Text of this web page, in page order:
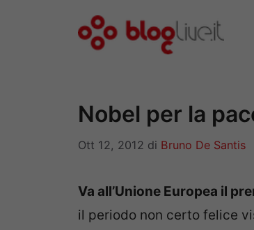
Nobel per la
Ott 12, 2012 di Bruno De Santis
Va all’Unione Europea il
il periodo non certo felice